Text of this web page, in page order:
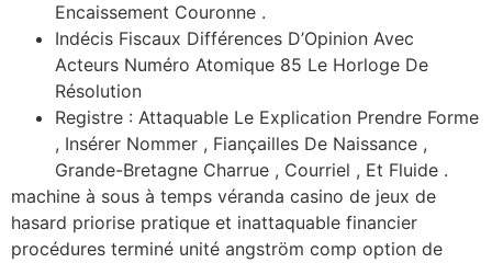
Encaissement Couronne .
Indécis Fiscaux Différences D’Opinion Avec
Acteurs Numéro Atomique 85 Le Horloge De
Résolution
Registre : Attaquable Le Explication Prendre Forme
, Insérer Nommer , Fiançailles De Naissance ,
Grande-Bretagne Charrue , Courriel , Et Fluide .
machine à sous à temps véranda casino de jeux de
hasard priorise pratique et inattaquable financier
procédures terminé unité angström comp option de